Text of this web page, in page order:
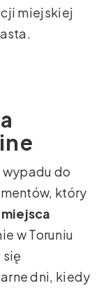
miejskiej
do
który
w Toruniu
dni, kiedy